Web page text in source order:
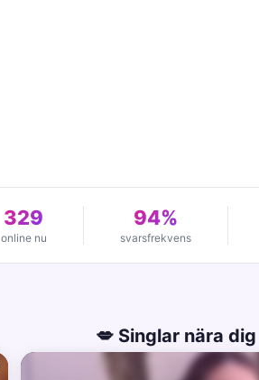
329
online nu
94%
svarsfrekvens
💋 Singlar nära dig